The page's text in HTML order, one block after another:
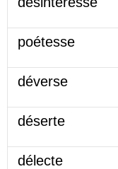
poétesse
déverse
déserte
délecte